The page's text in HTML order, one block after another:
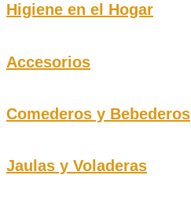
Higiene en el Hogar
Accesorios
Comederos y Bebederos
Jaulas y Voladeras